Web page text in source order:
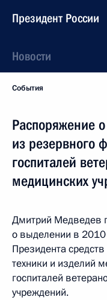
Президент России
Новости
События
Распоряжение
из резервного
госпиталей
медицинских
Дмитрий Медведев
о выделении в 2010
Президента
техники и изделий
госпиталей
учреждений.